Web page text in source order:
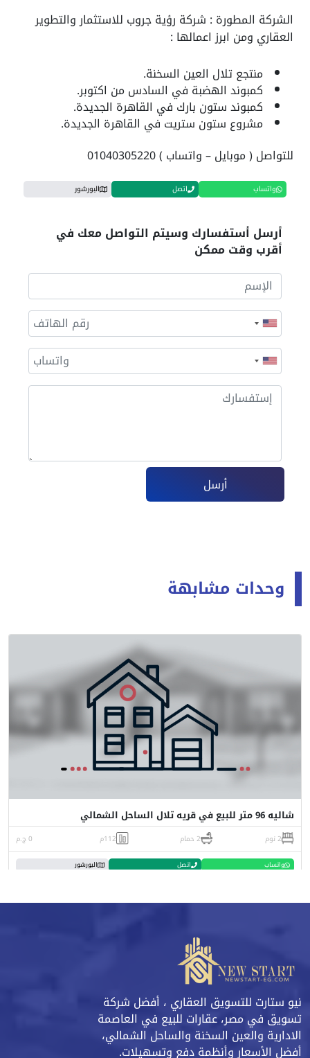
الشركة المطورة : شركة رؤية جروب للاستثمار والتطوير
العقاري ومن ابرز اعمالها :
منتجع تلال العين السخنة.
كمبوند الهضبة في السادس من اكتوبر.
كمبوند ستون بارك في القاهرة الجديدة.
مشروع ستون ستريت في القاهرة الجديدة.
للتواصل ( موبايل – واتساب ) 01040305220
واتساب اتصل البورشور
أرسل أستفسارك وسيتم التواصل معك في
أقرب وقت ممكن
أرسل
وحدات مشابهة
شاليه 96 متر للبيع في قريه تلال الساحل الشمالي
2 نوم 2 حمام 112م 0 ج.م
واتساب اتصل البورشور
نيو ستارت للتسويق العقاري ، أفضل شركة
تسويق في مصر، عقارات للبيع في العاصمة
الادارية والعين السخنة والساحل الشمالي،
أفضل الأسعار وأنظمة دفع وتسهيلات.